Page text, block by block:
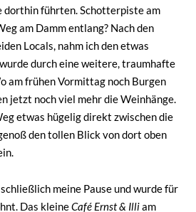
dorthin führten. Schotterpiste am
am Damm entlang? Nach den
Locals, nahm ich den etwas
durch eine weitere, traumhafte
am frühen Vormittag noch Burgen
jetzt noch viel mehr die Weinhänge.
etwas hügelig direkt zwischen die
den tollen Blick von dort oben
meine Pause und wurde für
Das kleineCafé Ernst & Illiam